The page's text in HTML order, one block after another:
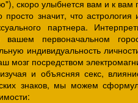
скоро улыбнется вам и к
значит, что астрология
партнера.
вашем первоначальном
индивидуальность
мозг посредством
и объясняя секс,
знаков, мы можем